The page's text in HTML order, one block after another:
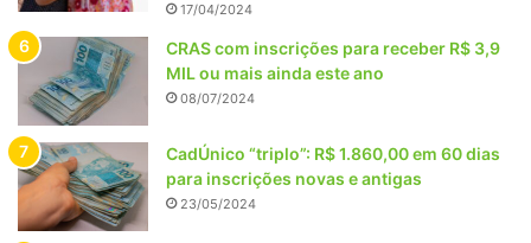
17/04/2024
CRAS com inscrições para receber R$ 3,9
MIL ou mais ainda este ano
08/07/2024
CadÚnico “triplo”: R$ 1.860,00 em 60 dias
para inscrições novas e antigas
23/05/2024